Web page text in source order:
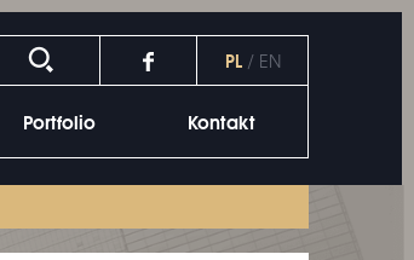
PL/ EN
Portfolio Kontakt